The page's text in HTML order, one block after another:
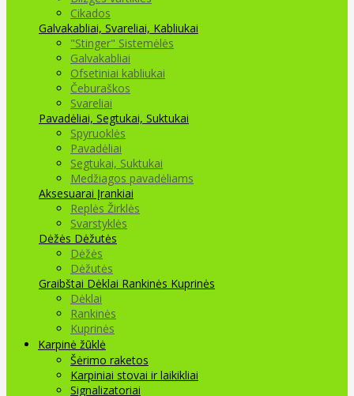
Cikados
Galvakabliai, Svareliai, Kabliukai
"Stinger" Sistemėlės
Galvakabliai
Ofsetiniai kabliukai
Čeburaškos
Svareliai
Pavadėliai, Segtukai, Suktukai
Spyruoklės
Pavadėliai
Segtukai, Suktukai
Medžiagos pavadėliams
Aksesuarai Įrankiai
Replės Žirklės
Svarstyklės
Dėžės Dėžutės
Dėžės
Dėžutės
Graibštai Dėklai Rankinės Kuprinės
Dėklai
Rankinės
Kuprinės
Karpinė žūklė
Šėrimo raketos
Karpiniai stovai ir laikikliai
Signalizatoriai